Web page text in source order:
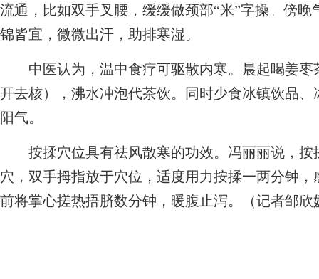
流通，比如双手叉腰，缓缓做颈部“米”字操。傍
锦皆宜，微微出汗，助排寒湿。
中医认为，温中食疗可驱散内寒。晨起喝姜枣
开去核），沸水冲泡代茶饮。同时少食冰镇饮品
阳气。
按揉穴位具有祛风散寒的功效。冯丽丽说，按
穴，双手拇指放于穴位，适度用力按揉一两分钟
前将掌心搓热捂脐数分钟，暖腹止泻。（记者邹欣